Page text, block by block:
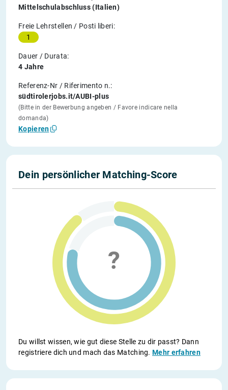
Mittelschulabschluss (Italien)
Freie Lehrstellen / Posti liberi:
1
Dauer / Durata:
4 Jahre
Referenz-Nr / Riferimento n.:
südtirolerjobs.it/AUBI-plus
(Bitte in der Bewerbung angeben / Favore indicare nella
domanda)
Kopieren
Dein persönlicher Matching-Score
Du willst wissen, wie gut diese Stelle zu dir passt? Dann
registriere dich und mach das Matching.Mehr erfahren